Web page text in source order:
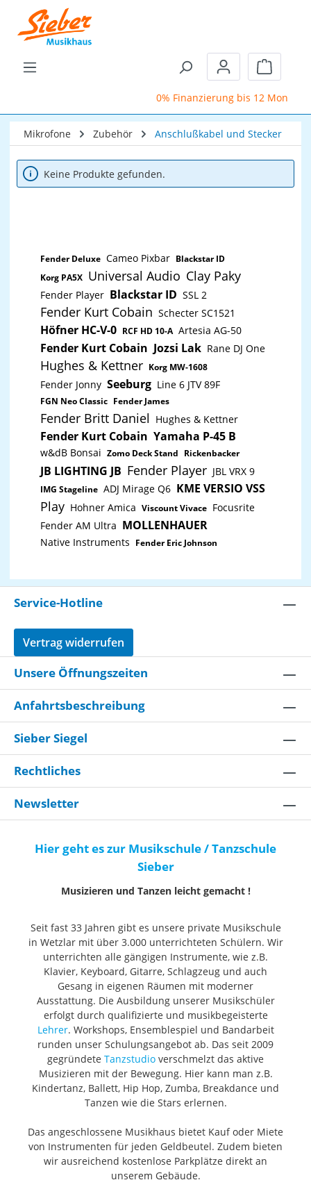
Zum Hauptinhalt springen
0% Finanzierung bis 12 Monate
Mikrofone Zubehör Anschlußkabel und Stecker
Keine Produkte gefunden.
Fender Deluxe Cameo Pixbar Blackstar ID
Korg PA5X Universal Audio Clay Paky
Fender Player Blackstar ID SSL 2
Fender Kurt Cobain Schecter SC1521
Höfner HC-V-0 RCF HD 10-A Artesia AG-50
Fender Kurt Cobain Jozsi Lak Rane DJ One
Hughes & Kettner Korg MW-1608
Fender Jonny Seeburg Line 6 JTV 89F
FGN Neo Classic Fender James
Fender Britt Daniel Hughes & Kettner
Fender Kurt Cobain Yamaha P-45 B
w&dB Bonsai Zomo Deck Stand Rickenbacker
JB LIGHTING JB Fender Player JBL VRX 9
IMG Stageline ADJ Mirage Q6 KME VERSIO VSS
Play Hohner Amica Viscount Vivace Focusrite
Fender AM Ultra MOLLENHAUER
Native Instruments Fender Eric Johnson
Service-Hotline
Vertrag widerrufen
Unsere Öffnungszeiten
Anfahrtsbeschreibung
Sieber Siegel
Rechtliches
Newsletter
Hier geht es zur Musikschule / Tanzschule
Sieber
Musizieren und Tanzen leicht gemacht !
Seit fast 33 Jahren gibt es unsere private Musikschule
in Wetzlar mit über 3.000 unterrichteten Schülern. Wir
unterrichten alle gängigen Instrumente, wie z.B.
Klavier, Keyboard, Gitarre, Schlagzeug und auch
Gesang in eigenen Räumen mit moderner
Ausstattung. Die Ausbildung unserer Musikschüler
erfolgt durch qualifizierte und musikbegeisterte
Lehrer. Workshops, Ensemblespiel und Bandarbeit
runden unser Schulungsangebot ab. Das seit 2009
gegründete Tanzstudio verschmelzt das aktive
Musizieren mit der Bewegung. Hier kann man z.B.
Kindertanz, Ballett, Hip Hop, Zumba, Breakdance und
Tanzen wie die Stars erlernen.
Das angeschlossene Musikhaus bietet Kauf oder Miete
von Instrumenten für jeden Geldbeutel. Zudem bieten
wir ausreichend kostenlose Parkplätze direkt an
unserem Gebäude.